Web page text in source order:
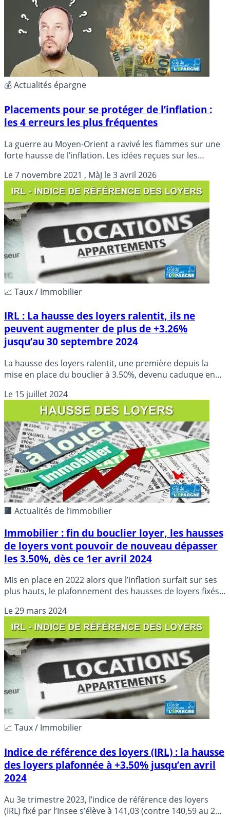
💰 Actualités épargne
Placements pour se protéger de l’inflation :
les 4 erreurs les plus fréquentes
La guerre au Moyen-Orient a ravivé les flammes sur une
forte hausse de l’inflation. Les idées reçues sur les
Décryptage.
Le7 novembre 2021 , MàJ le3 avril 2026
📈 Taux / Immobilier
IRL : La hausse des loyers ralentit, ils ne
peuvent augmenter de plus de +3.26%
jusqu’au 30 septembre 2024
La hausse des loyers ralentit, une première depuis la
mise en place du bouclier à 3.50%, devenu caduque en
Le 15 juillet 2024
🏢 Actualités de l’immobilier
Immobilier : fin du bouclier loyer, les hausses
de loyers vont pouvoir de nouveau dépasser
les 3.50%, dès ce 1er avril 2024
Mis en place en 2022 alors que l’inflation surfait sur ses
plus hauts, le plafonnement des hausses de loyers fixés
avril 2024.
Le29 mars 2024
📈 Taux / Immobilier
Indice de référence des loyers (IRL) : la hausse
des loyers plafonnée à +3.50% jusqu’en avril
2024
Au 3e trimestre 2023, l’indice de référence des loyers
(IRL) fixé par l’Insee s’élève à 141,03 (contre 140,59 au 2e